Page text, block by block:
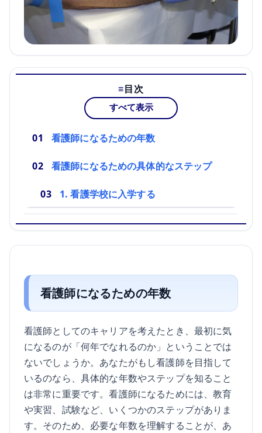
目次
すべて表示
看護師になるための年数
看護師になるための具体的なステップ
1. 看護学校に入学する
看護師になるための年数
看護師としてのキャリアを考えたとき、最初に気
になるのが「何年でなれるのか」ということでは
ないでしょうか。あなたがもし看護師を目指して
いるのなら、具体的な年数やステップを知ること
は非常に重要です。看護師になるためには、教育
や実習、試験など、いくつかのステップがありま
す。そのため、必要な年数を理解することが、あ